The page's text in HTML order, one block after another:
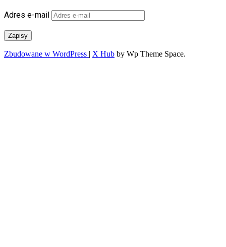
Adres e-mail
Zapisy
Zbudowane w WordPress | X Hub by Wp Theme Space.